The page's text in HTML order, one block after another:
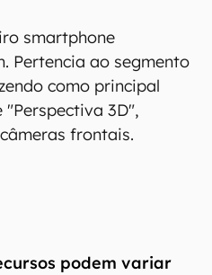
smartphone
Pertencia ao segmento
como principal
3D",
frontais.
podem variar